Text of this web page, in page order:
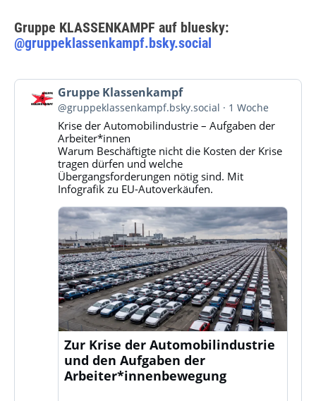
Gruppe KLASSENKAMPF auf bluesky:
@gruppeklassenkampf.bsky.social
Beitrag
von
Gruppe
Klassenkampf
Bluesky
ansehen
Gruppe Klassenkampf
@gruppeklassenkampf.bsky.social 1 Woche
Krise der Automobilindustrie – Aufgaben der
Arbeiter*innen
Warum Beschäftigte nicht die Kosten der Krise
tragen dürfen und welche
Übergangsforderungen nötig sind. Mit
Infografik zu EU-Autoverkäufen.
Zur Krise der Automobilindustrie
und den Aufgaben der
Arbeiter*innenbewegung